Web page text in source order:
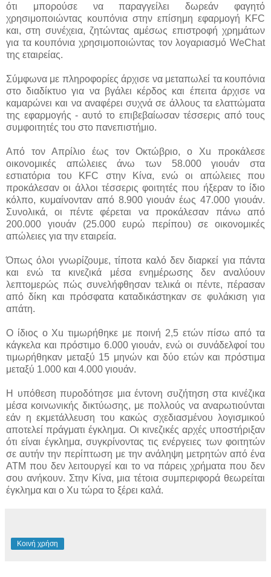
ότι μπορούσε να παραγγείλει δωρεάν φαγητό
χρησιμοποιώντας κουπόνια στην επίσημη εφαρμογή KFC
και, στη συνέχεια, ζητώντας αμέσως επιστροφή χρημάτων
για τα κουπόνια χρησιμοποιώντας τον λογαριασμό WeChat
της εταιρείας.
Σύμφωνα με πληροφορίες άρχισε να μεταπωλεί τα κουπόνια
στο διαδίκτυο για να βγάλει κέρδος και έπειτα άρχισε να
καμαρώνει και να αναφέρει συχνά σε άλλους τα ελαττώματα
της εφαρμογής - αυτό το επιβεβαίωσαν τέσσερις από τους
συμφοιτητές του στο πανεπιστήμιο.
Από τον Απρίλιο έως τον Οκτώβριο, ο Xu προκάλεσε
οικονομικές απώλειες άνω των 58.000 γιουάν στα
εστιατόρια του KFC στην Κίνα, ενώ οι απώλειες που
προκάλεσαν οι άλλοι τέσσερις φοιτητές που ήξεραν το ίδιο
κόλπο, κυμαίνονταν από 8.900 γιουάν έως 47.000 γιουάν.
Συνολικά, οι πέντε φέρεται να προκάλεσαν πάνω από
200.000 γιουάν (25.000 ευρώ περίπου) σε οικονομικές
απώλειες για την εταιρεία.
Όπως όλοι γνωρίζουμε, τίποτα καλό δεν διαρκεί για πάντα
και ενώ τα κινεζικά μέσα ενημέρωσης δεν αναλύουν
λεπτομερώς πώς συνελήφθησαν τελικά οι πέντε, πέρασαν
από δίκη και πρόσφατα καταδικάστηκαν σε φυλάκιση για
απάτη.
Ο ίδιος ο Xu τιμωρήθηκε με ποινή 2,5 ετών πίσω από τα
κάγκελα και πρόστιμο 6.000 γιουάν, ενώ οι συνάδελφοί του
τιμωρήθηκαν μεταξύ 15 μηνών και δύο ετών και πρόστιμα
μεταξύ 1.000 και 4.000 γιουάν.
Η υπόθεση πυροδότησε μια έντονη συζήτηση στα κινέζικα
μέσα κοινωνικής δικτύωσης, με πολλούς να αναρωτιούνται
εάν η εκμετάλλευση του κακώς σχεδιασμένου λογισμικού
αποτελεί πράγματι έγκλημα. Οι κινεζικές αρχές υποστήριξαν
ότι είναι έγκλημα, συγκρίνοντας τις ενέργειες των φοιτητών
σε αυτήν την περίπτωση με την ανάληψη μετρητών από ένα
ATM που δεν λειτουργεί και το να πάρεις χρήματα που δεν
σου ανήκουν. Στην Κίνα, μια τέτοια συμπεριφορά θεωρείται
έγκλημα και ο Xu τώρα το ξέρει καλά.
Κοινή χρήση